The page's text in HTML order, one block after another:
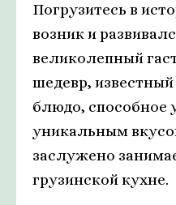
Погрузитесь в
возник и
великолепный
шедевр,
блюдо, способное
уникальным
заслужено
грузинской кухне.